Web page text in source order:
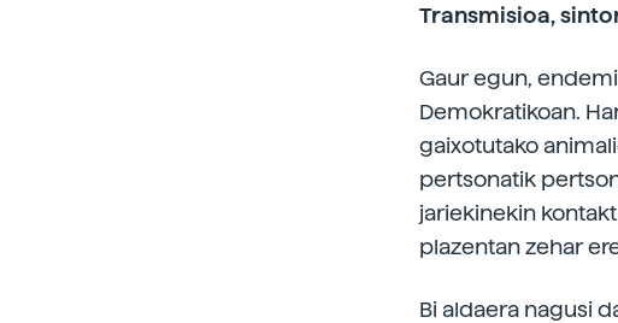
Transmisioa,
Gaur egun,
Demokratikoan.
gaixotutako
pertsonatik
jariekinekin
plazentan zehar
Bi aldaera nagusi